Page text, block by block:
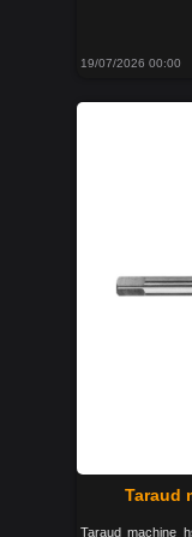
19/07/2026 00:00
Taraud
Taraud machine